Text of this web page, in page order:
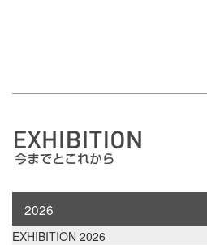
2026
EXHIBITION 2026